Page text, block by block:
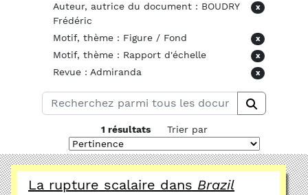
Auteur, autrice du document : BOUDRY
Frédéric
x
Motif, thème : Figure / Fond x
Motif, thème : Rapport d'échelle x
Revue : Admiranda x
1 résultats Trier par
La rupture scalaire dans Brazil